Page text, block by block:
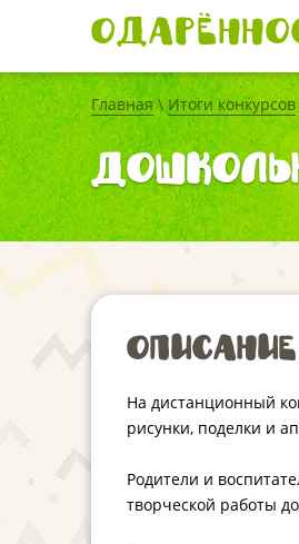
Главная\Итоги конкурсов
На дистанционный
рисунки, поделки и
Родители и
творческой работы